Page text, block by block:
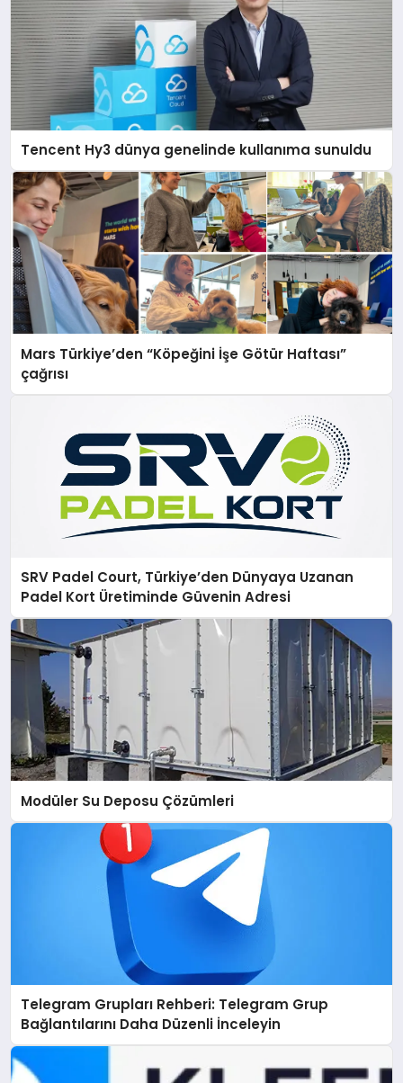
Tencent Hy3 dünya genelinde kullanıma sunuldu
Mars Türkiye’den “Köpeğini İşe Götür Haftası”
çağrısı
SRV Padel Court, Türkiye’den Dünyaya Uzanan
Padel Kort Üretiminde Güvenin Adresi
Modüler Su Deposu Çözümleri
Telegram Grupları Rehberi: Telegram Grup
Bağlantılarını Daha Düzenli İnceleyin